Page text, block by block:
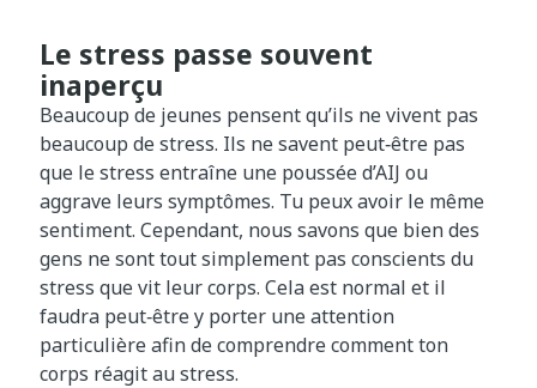
Le stress passe souvent
inaperçu
Beaucoup de jeunes pensent qu’ils ne vivent pas
beaucoup de stress. Ils ne savent peut‑être pas
que le stress entraîne une poussée d’AIJ ou
aggrave leurs symptômes. Tu peux avoir le même
sentiment. Cependant, nous savons que bien des
gens ne sont tout simplement pas conscients du
stress que vit leur corps. Cela est normal et il
faudra peut‑être y porter une attention
particulière afin de comprendre comment ton
corps réagit au stress.